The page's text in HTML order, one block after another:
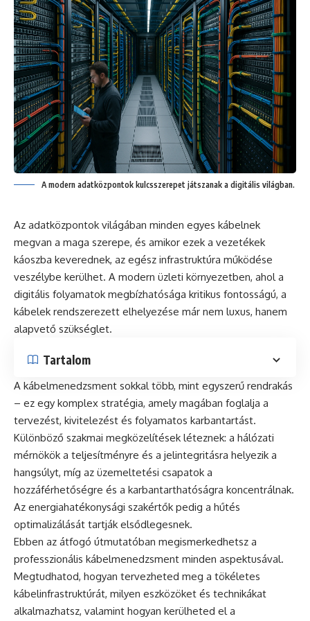
A modern adatközpontok kulcsszerepet játszanak a digitális világban.
Az adatközpontok világában minden egyes kábelnek
megvan a maga szerepe, és amikor ezek a vezetékek
káoszba keverednek, az egész infrastruktúra működése
veszélybe kerülhet. A modern üzleti környezetben, ahol a
digitális folyamatok megbízhatósága kritikus fontosságú, a
kábelek rendszerezett elhelyezése már nem luxus, hanem
alapvető szükséglet.
Tartalom
A kábelmenedzsment sokkal több, mint egyszerű rendrakás
– ez egy komplex stratégia, amely magában foglalja a
tervezést, kivitelezést és folyamatos karbantartást.
Különböző szakmai megközelítések léteznek: a hálózati
mérnökök a teljesítményre és a jelintegritásra helyezik a
hangsúlyt, míg az üzemeltetési csapatok a
hozzáférhetőségre és a karbantarthatóságra koncentrálnak.
Az energiahatékonysági szakértők pedig a hűtés
optimalizálását tartják elsődlegesnek.
Ebben az átfogó útmutatóban megismerkedhetsz a
professzionális kábelmenedzsment minden aspektusával.
Megtudhatod, hogyan tervezheted meg a tökéletes
kábelinfrastruktúrát, milyen eszközöket és technikákat
alkalmazhatsz, valamint hogyan kerülheted el a